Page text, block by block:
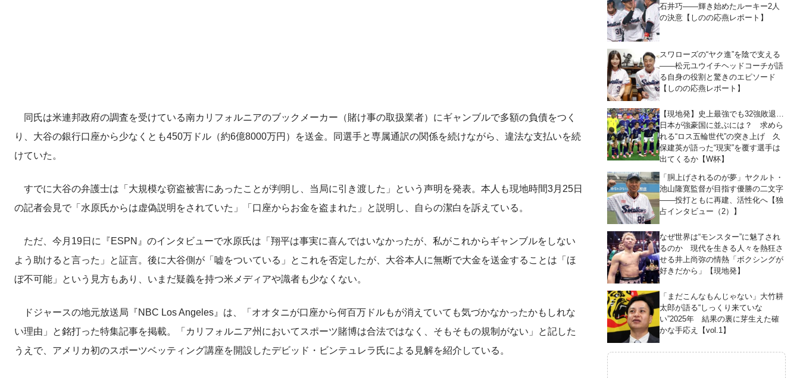
同氏は米連邦政府の調査を受けている南カリフォルニアのブックメーカー（賭け事の取扱業者）にギャンブルで多額の負債をつく
り、大谷の銀行口座から少なくとも450万ドル（約6億8000万円）を送金。同選手と専属通訳の関係を続けながら、違法な支払いを続
けていた。
すでに大谷の弁護士は「大規模な窃盗被害にあったことが判明し、当局に引き渡した」という声明を発表。本人も現地時間3月25日
の記者会見で「水原氏からは虚偽説明をされていた」「口座からお金を盗まれた」と説明し、自らの潔白を訴えている。
ただ、今月19日に『ESPN』のインタビューで水原氏は「翔平は事実に喜んではいなかったが、私がこれからギャンブルをしない
よう助けると言った」と証言。後に大谷側が「嘘をついている」とこれを否定したが、大谷本人に無断で大金を送金することは「ほ
ぼ不可能」という見方もあり、いまだ疑義を持つ米メディアや識者も少なくない。
ドジャースの地元放送局『NBC Los Angeles』は、「オオタニが口座から何百万ドルもが消えていても気づかなかったかもしれな
い理由」と銘打った特集記事を掲載。「カリフォルニア州においてスポーツ賭博は合法ではなく、そもそもの規制がない」と記した
うえで、アメリカ初のスポーツベッティング講座を開設したデビッド・ビンテュレラ氏による見解を紹介している。
石井巧――輝き始めたルーキー2人
の決意【しのの応燕レポート】
スワローズの“ヤク進”を陰で支える
――松元ユウイチヘッドコーチが語
る自身の役割と驚きのエピソード
【しのの応燕レポート】
【現地発】史上最強でも32強敗退…
日本が強豪国に並ぶには？ 求めら
れる“ロス五輪世代”の突き上げ 久
保建英が語った“現実”を覆す選手は
出てくるか【W杯】
「胴上げされるのが夢」ヤクルト・
池山隆寛監督が目指す優勝の二文字
――投打ともに再建、活性化へ【独
占インタビュー（2）】
なぜ世界は“モンスター”に魅了され
るのか 現代を生きる人々を熱狂さ
せる井上尚弥の情熱「ボクシングが
好きだから」【現地発】
「まだこんなもんじゃない」大竹耕
太郎が語る“しっくり来ていな
い”2025年 結果の裏に芽生えた確
かな手応え【vol.1】